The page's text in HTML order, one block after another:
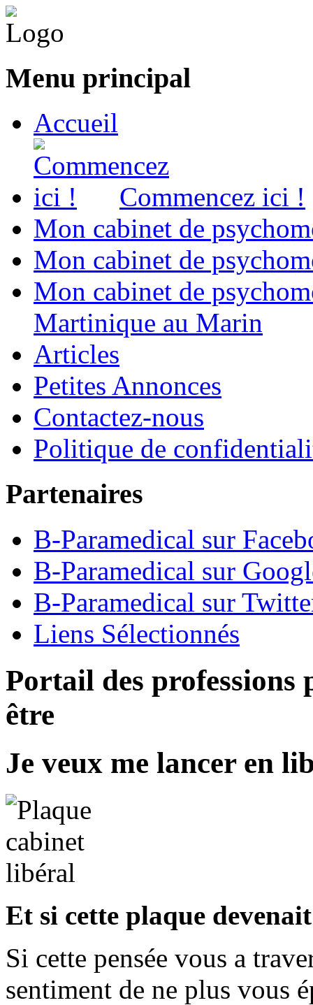
Menu principal
Accueil
Commencez ici !
Mon cabinet de
Mon cabinet de
Mon cabinet de
Martinique au Marin
Articles
Petites Annonces
Contactez-nous
Politique de
Partenaires
B-Paramedical sur
B-Paramedical sur
B-Paramedical sur
Liens Sélectionnés
Portail des professions
être
Je veux me lancer en
Et si cette plaque
Si cette pensée vous a
sentiment de ne plus vous